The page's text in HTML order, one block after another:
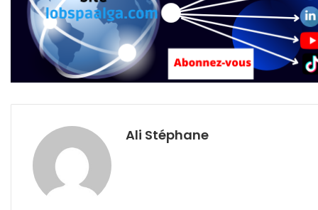
Ali Stéphane